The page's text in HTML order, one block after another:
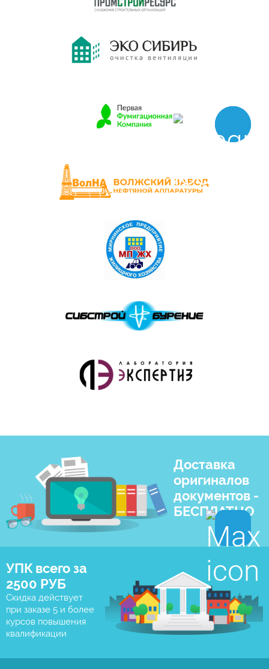
Доставка
оригиналов
документов -
БЕСПЛАТНО
УПК всего за
2500 РУБ
Скидка действует
при заказе 5 и более
курсов повышения
квалификации